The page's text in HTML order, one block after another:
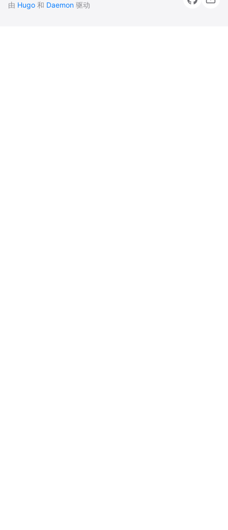
由 Hugo 和 Daemon 驱动